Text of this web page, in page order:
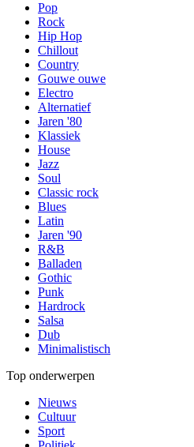
Pop
Rock
Hip Hop
Chillout
Country
Gouwe ouwe
Electro
Alternatief
Jaren '80
Klassiek
House
Jazz
Soul
Classic rock
Blues
Latin
Jaren '90
R&B
Balladen
Gothic
Punk
Hardrock
Salsa
Dub
Minimalistisch
Top onderwerpen
Nieuws
Cultuur
Sport